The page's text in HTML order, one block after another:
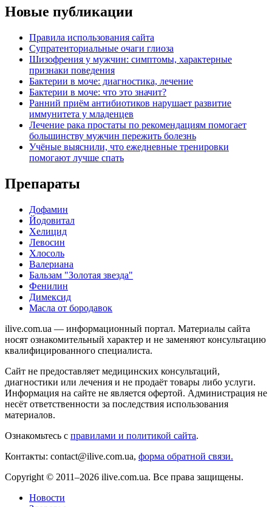
Новые публикации
Правила использования сайта
Супратенториальные очаги глиоза
Шизофрения у мужчин: симптомы, характерные
признаки поведения
Бактерии в моче: диагностика, лечение
Бактерии в моче: что это значит?
Ранний приём антибиотиков нарушает развитие
иммунитета у младенцев
Лечение рака простаты по рекомендациям помогает
большинству мужчин пережить болезнь
Учёные выяснили, что ежедневные тренировки
помогают лучше спать
Препараты
Дофамин
Йодовитал
Хелицид
Левосин
Хлосоль
Валериана
Бальзам "Золотая звезда"
Фенилин
Димексид
Масла от бородавок
ilive.com.ua — информационный портал. Материалы сайта
носят ознакомительный характер и не заменяют консультацию
квалифицированного специалиста.
Сайт не предоставляет медицинских консультаций,
диагностики или лечения и не продаёт товары либо услуги.
Информация на сайте не является офертой. Администрация не
несёт ответственности за последствия использования
материалов.
Ознакомьтесь с правилами и политикой сайта.
Контакты: contact@ilive.com.ua, форма обратной связи.
Copyright © 2011–2026 ilive.com.ua. Все права защищены.
Новости